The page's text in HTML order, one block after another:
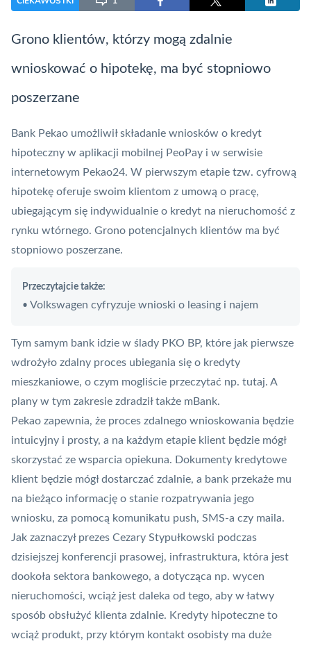
Grono klientów, którzy mogą zdalnie
wnioskować o hipotekę, ma być stopniowo
poszerzane
Bank Pekao umożliwił składanie wniosków o kredyt
hipoteczny w aplikacji mobilnej PeoPay i w serwisie
internetowym Pekao24. W pierwszym etapie tzw. cyfrową
hipotekę oferuje swoim klientom z umową o pracę,
ubiegającym się indywidualnie o kredyt na nieruchomość z
rynku wtórnego. Grono potencjalnych klientów ma być
stopniowo poszerzane.
Przeczytajcie także:
• Volkswagen cyfryzuje wnioski o leasing i najem
Tym samym bank idzie w ślady PKO BP, które jak pierwsze
wdrożyło zdalny proces ubiegania się o kredyty
mieszkaniowe, o czym mogliście przeczytać np. tutaj. A
plany w tym zakresie zdradził także mBank.
Pekao zapewnia, że proces zdalnego wnioskowania będzie
intuicyjny i prosty, a na każdym etapie klient będzie mógł
skorzystać ze wsparcia opiekuna. Dokumenty kredytowe
klient będzie mógł dostarczać zdalnie, a bank przekaże mu
na bieżąco informację o stanie rozpatrywania jego
wniosku, za pomocą komunikatu push, SMS-a czy maila.
Jak zaznaczył prezes Cezary Stypułkowski podczas
dzisiejszej konferencji prasowej, infrastruktura, która jest
dookoła sektora bankowego, a dotycząca np. wycen
nieruchomości, wciąż jest daleka od tego, aby w łatwy
sposób obsłużyć klienta zdalnie. Kredyty hipoteczne to
wciąż produkt, przy którym kontakt osobisty ma duże